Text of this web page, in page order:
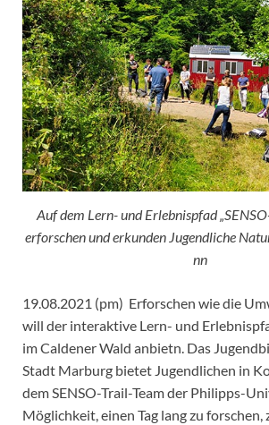
Auf dem Lern- und Erlebnispfad
erforschen und erkunden Jugendliche
nn
19.08.2021 (pm) Erforschen wie die
will der interaktive Lern- und
im Caldener Wald anbietn. Das
Stadt Marburg bietet Jugendlichen in
dem SENSO-Trail-Team der Philipps-
Möglichkeit, einen Tag lang zu forschen,